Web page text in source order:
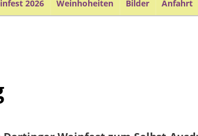
2026 Weinhoheiten Bilder Anfahrt